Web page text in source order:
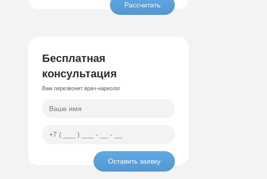
Рассчитать
Бесплатная
консультация
Вам перезвонит врач-нарколог
Оставить заявку